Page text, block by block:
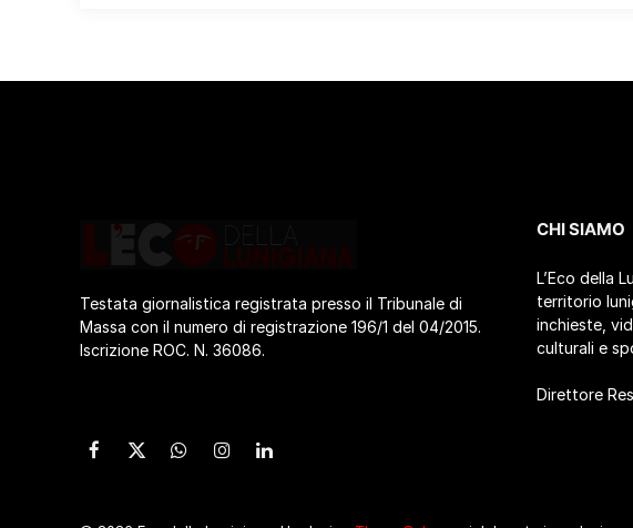
Testata giornalistica registrata presso il Tribunale di
Massa con il numero di registrazione 196/1 del 04/2015.
Iscrizione ROC. N. 36086.
CHI SIAMO
L’Eco della
territorio
inchieste,
culturali e
Direttore
Facebook
X
WhatsApp
Instagram
LinkedIn